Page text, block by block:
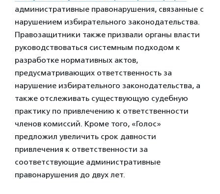
административные правонарушения, связанные с
нарушением избирательного законодательства.
Правозащитники также призвали органы власти
руководствоваться системным подходом к
разработке нормативных актов,
предусматривающих ответственность за
нарушение избирательного законодательства, а
также отслеживать существующую судебную
практику по привлечению к ответственности
членов комиссий. Кроме того, «Голос»
предложил увеличить срок давности
привлечения к ответственности за
соответствующие административные
правонарушения до двух лет.